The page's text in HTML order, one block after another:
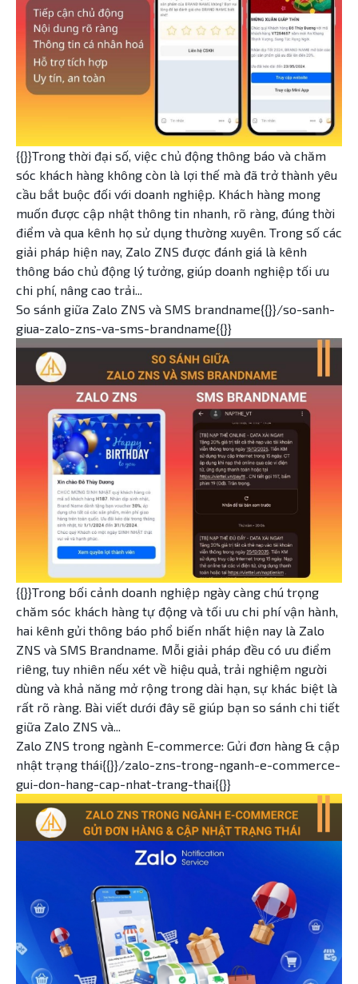
{{}}Trong thời đại số, việc chủ động thông báo và chăm
sóc khách hàng không còn là lợi thế mà đã trở thành yêu
cầu bắt buộc đối với doanh nghiệp. Khách hàng mong
muốn được cập nhật thông tin nhanh, rõ ràng, đúng thời
điểm và qua kênh họ sử dụng thường xuyên. Trong số các
giải pháp hiện nay, Zalo ZNS được đánh giá là kênh
thông báo chủ động lý tưởng, giúp doanh nghiệp tối ưu
chi phí, nâng cao trải...
So sánh giữa Zalo ZNS và SMS brandname{{}}/so-sanh-
giua-zalo-zns-va-sms-brandname{{}}
{{}}Trong bối cảnh doanh nghiệp ngày càng chú trọng
chăm sóc khách hàng tự động và tối ưu chi phí vận hành,
hai kênh gửi thông báo phổ biến nhất hiện nay là Zalo
ZNS và SMS Brandname. Mỗi giải pháp đều có ưu điểm
riêng, tuy nhiên nếu xét về hiệu quả, trải nghiệm người
dùng và khả năng mở rộng trong dài hạn, sự khác biệt là
rất rõ ràng. Bài viết dưới đây sẽ giúp bạn so sánh chi tiết
giữa Zalo ZNS và...
Zalo ZNS trong ngành E-commerce: Gửi đơn hàng & cập
nhật trạng thái{{}}/zalo-zns-trong-nganh-e-commerce-
gui-don-hang-cap-nhat-trang-thai{{}}